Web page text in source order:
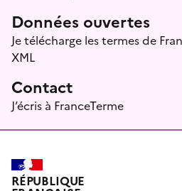
Données ouvertes
Je télécharge les termes de
XML
Contact
J’écris à FranceTerme
RÉPUBLIQUE